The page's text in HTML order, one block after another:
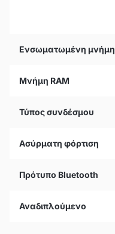
Ενσωματωμένη μνήμη
Μνήμη RAM
Τύπος συνδέσμου
Ασύρματη φόρτιση
Πρότυπο Bluetooth
Αναδιπλούμενο